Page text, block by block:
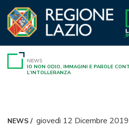
contenuto
NEWS
IO NON ODIO, IMMAGINI E PAROLE
L’INTOLLERANZA
NEWS/ giovedì 12 Dicembre 2019